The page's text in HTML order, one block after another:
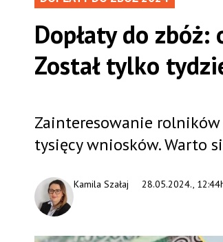
Dopłaty do
Został tylko
28.05.2024.,
Kamila Szałaj
Zainteresowanie rolników
tysięcy wniosków. Warto